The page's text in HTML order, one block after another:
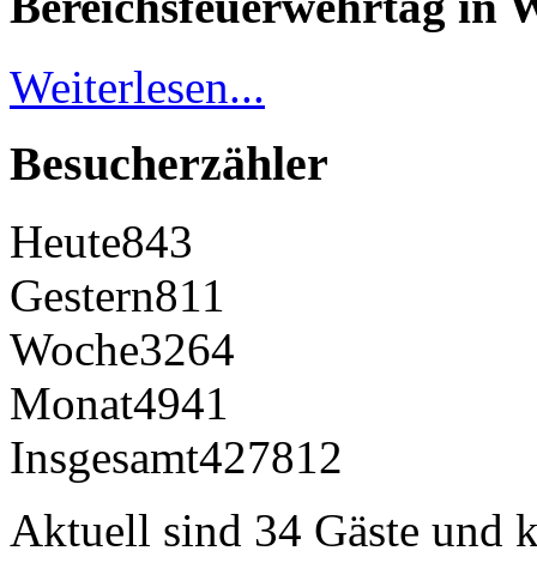
Weiterlesen...
Besucherzähler
Heute843
Gestern811
Woche3264
Monat4941
Insgesamt427812
Aktuell sind 34 Gäste und